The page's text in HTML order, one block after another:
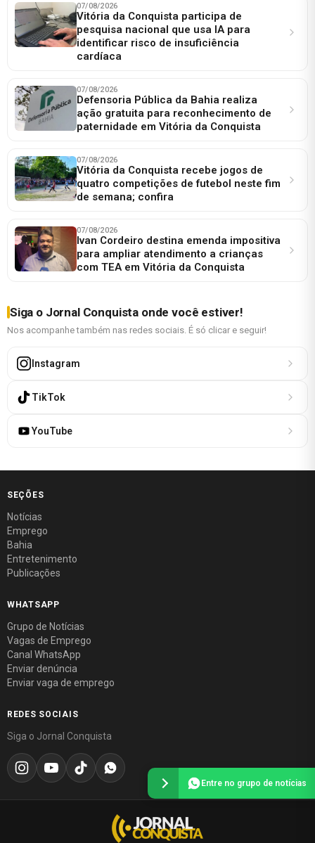
07/08/2026
Vitória da Conquista participa de
pesquisa nacional que usa IA para
identificar risco de insuficiência
cardíaca
07/08/2026
Defensoria Pública da Bahia realiza
ação gratuita para reconhecimento de
paternidade em Vitória da Conquista
07/08/2026
Vitória da Conquista recebe jogos de
quatro competições de futebol neste fim
de semana; confira
07/08/2026
Ivan Cordeiro destina emenda impositiva
para ampliar atendimento a crianças
com TEA em Vitória da Conquista
Siga o Jornal Conquista onde você estiver!
Nos acompanhe também nas redes sociais. É só clicar e seguir!
Instagram
TikTok
YouTube
SEÇÕES
Notícias
Emprego
Bahia
Entretenimento
Publicações
WHATSAPP
Grupo de Notícias
Vagas de Emprego
Canal WhatsApp
Enviar denúncia
Enviar vaga de emprego
REDES SOCIAIS
Siga o Jornal Conquista
Entre no grupo de notícias